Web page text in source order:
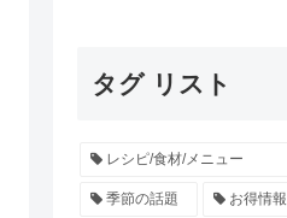
タグ リスト
レシピ/食材/メニュー
季節の話題 お得情報